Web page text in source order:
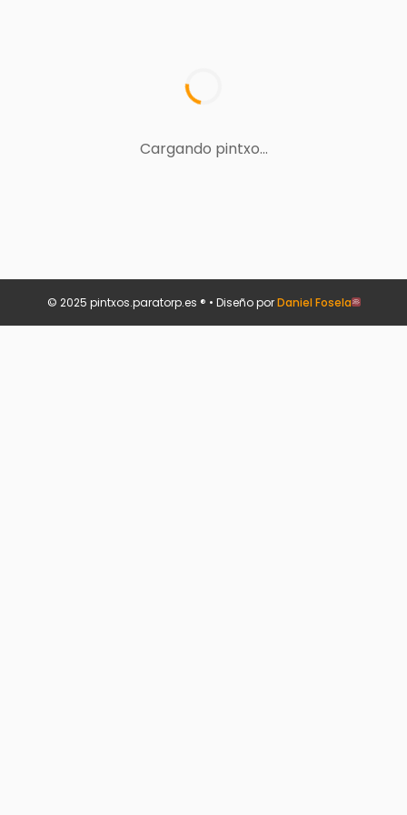
Cargando pintxo...
© 2025 pintxos.paratorp.es ® • Diseño porDaniel Fosela